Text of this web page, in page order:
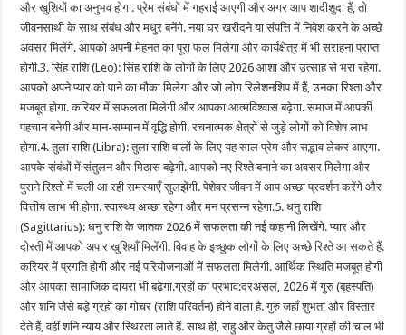
और खुशियों का अनुभव होगा. प्रेम संबंधों में गहराई आएगी और अगर आप शादीशुदा हैं, तो
जीवनसाथी के साथ संबंध और मधुर बनेंगे. नया घर खरीदने या संपत्ति में निवेश करने के अच्छे
अवसर मिलेंगे. आपको अपनी मेहनत का पूरा फल मिलेगा और कार्यक्षेत्र में भी सराहना प्राप्त
होगी.3. सिंह राशि (Leo): सिंह राशि के लोगों के लिए 2026 आशा और उत्साह से भरा रहेगा.
आपको अपने प्यार को पाने का मौका मिलेगा और जो लोग रिलेशनशिप में हैं, उनका रिश्ता और
मजबूत होगा. करियर में सफलता मिलेगी और आपका आत्मविश्वास बढ़ेगा. समाज में आपकी
पहचान बनेगी और मान-सम्मान में वृद्धि होगी. रचनात्मक क्षेत्रों से जुड़े लोगों को विशेष लाभ
होगा.4. तुला राशि (Libra): तुला राशि वालों के लिए यह साल प्रेम और सद्भाव लेकर आएगा.
आपके संबंधों में संतुलन और मिठास बढ़ेगी. आपको नए रिश्ते बनाने का अवसर मिलेगा और
पुराने रिश्तों में चली आ रही समस्याएँ सुलझेंगी. पेशेवर जीवन में आप अच्छा प्रदर्शन करेंगे और
वित्तीय लाभ भी होगा. स्वास्थ्य अच्छा रहेगा और मन प्रसन्न रहेगा.5. धनु राशि
(Sagittarius): धनु राशि के जातक 2026 में सफलता की नई कहानी लिखेंगे. प्यार और
दोस्ती में आपको अपार खुशियाँ मिलेंगी. विवाह के इच्छुक लोगों के लिए अच्छे रिश्ते आ सकते हैं.
करियर में प्रगति होगी और नई परियोजनाओं में सफलता मिलेगी. आर्थिक स्थिति मजबूत होगी
और आपका सामाजिक दायरा भी बढ़ेगा.ग्रहों का प्रभाव:दरअसल, 2026 में गुरु (बृहस्पति)
और शनि जैसे बड़े ग्रहों का गोचर (राशि परिवर्तन) होने वाला है. गुरु जहाँ शुभता और विस्तार
देते हैं, वहीं शनि न्याय और स्थिरता लाते हैं. साथ ही, राहु और केतु जैसे छाया ग्रहों की चाल भी